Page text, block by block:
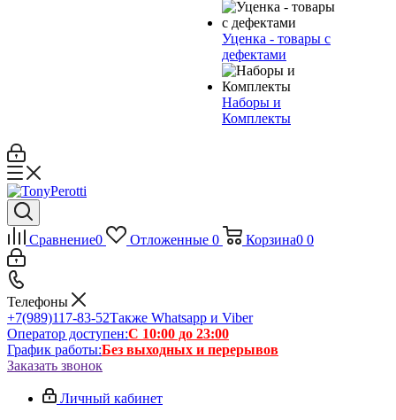
Уценка - товары с
дефектами
Наборы и
Комплекты
Сравнение0 Отложенные 0 Корзина0 0
Телефоны
+7(989)117-83-52Также Whatsapp и Viber
Оператор доступен:С 10:00 до 23:00
График работы:Без выходных и перерывов
Заказать звонок
Личный кабинет